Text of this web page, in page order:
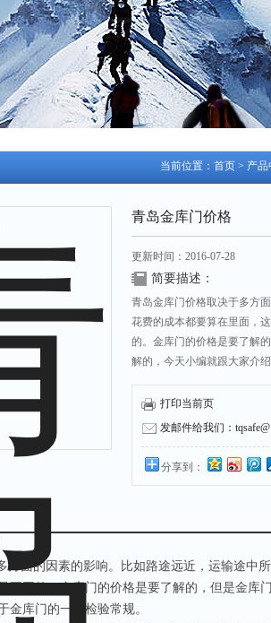
当前位置： 首页 > 产品
青岛金库门价格
更新时间：2016-07-28
简要描述：
青岛金库门价格取决于多方
花费的成本都要算在里面，
的。金库门的价格是要了解
解的，今天小编就跟大家介
打印当前页
发邮件给我们：
分享到：
方面的因素的影响。比如路途远近，运输途中
不同的。金库门的价格是要了解的，但是金库
金库门的一些检验常规。